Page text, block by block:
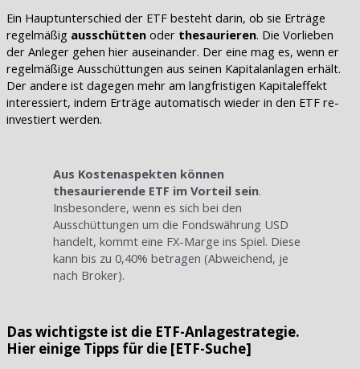
Ein Hauptunterschied der ETF besteht darin, ob sie Erträge
regelmäßig ausschütten oder thesaurieren. Die Vorlieben
der Anleger gehen hier auseinander. Der eine mag es, wenn er
regelmäßige Ausschüttungen aus seinen Kapitalanlagen erhält.
Der andere ist dagegen mehr am langfristigen Kapitaleffekt
interessiert, indem Erträge automatisch wieder in den ETF re-
investiert werden.
Aus Kostenaspekten können
thesaurierende ETF im Vorteil sein.
Insbesondere, wenn es sich bei den
Ausschüttungen um die Fondswährung USD
handelt, kommt eine FX-Marge ins Spiel. Diese
kann bis zu 0,40% betragen (Abweichend, je
nach Broker).
Das wichtigste ist die ETF-Anlagestrategie.
Hier einige Tipps für die [ETF-Suche]